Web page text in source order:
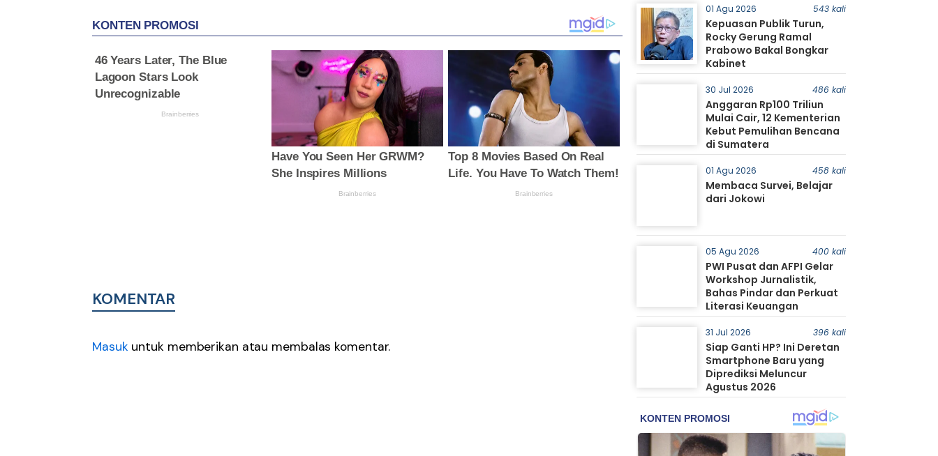
KOMENTAR
Masuk untuk memberikan atau membalas komentar.
01 Agu 2026 543 kali
Kepuasan Publik Turun,
Rocky Gerung Ramal
Prabowo Bakal Bongkar
Kabinet
30 Jul 2026 486 kali
Anggaran Rp100 Triliun
Mulai Cair, 12 Kementerian
Kebut Pemulihan Bencana
di Sumatera
01 Agu 2026 458 kali
Membaca Survei, Belajar
dari Jokowi
05 Agu 2026 400 kali
PWI Pusat dan AFPI Gelar
Workshop Jurnalistik,
Bahas Pindar dan Perkuat
Literasi Keuangan
31 Jul 2026 396 kali
Siap Ganti HP? Ini Deretan
Smartphone Baru yang
Diprediksi Meluncur
Agustus 2026